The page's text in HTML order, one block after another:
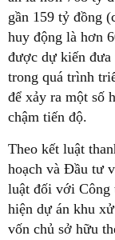
gần 159 tỷ đồng
huy động là hơn
được dự kiến đưa
trong quá trình
để xảy ra một số
chậm tiến độ.
Theo kết luật
hoạch và Đầu tư
luật đối với Công
hiện dự án khu
vốn chủ sở hữu